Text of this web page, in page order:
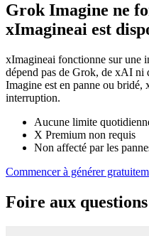
Grok Imagine ne
xImagineai est
xImagineai fonctionne sur une
dépend pas de Grok, de xAI
Imagine est en panne ou bridé,
interruption.
Aucune limite
X Premium non requis
Non affecté par les
Commencer à générer
Foire aux questions